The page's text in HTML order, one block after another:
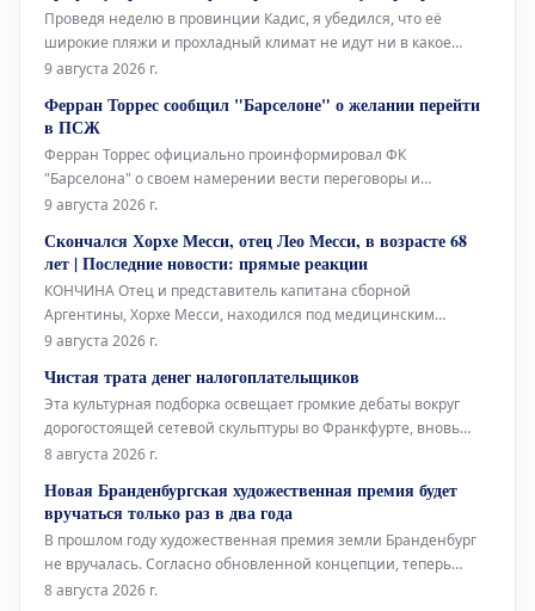
Проведя неделю в провинции Кадис, я убедился, что её
широкие пляжи и прохладный климат не идут ни в какое
сравнение со средиземноморским побережьем. Здесь, в
благодаря океанским бризам, смягчающим силу солнца, он
совершенно не нужен.
9 августа 2026 г.
Ферран Торрес сообщил "Барселоне" о желании перейти
в ПСЖ
Ферран Торрес официально проинформировал ФК
"Барселона" о своем намерении вести переговоры и
заключить соглашение с "ПСЖ". Валенсийский нападающий
забил победный гол в финале Чемпионата мира, и сообщил
об этом главному тренеру Ханси Флику
9 августа 2026 г.
Скончался Хорхе Месси, отец Лео Месси, в возрасте 68
лет | Последние новости: прямые реакции
КОНЧИНА Отец и представитель капитана сборной
Аргентины, Хорхе Месси, находился под медицинским
наблюдением в течение нескольких месяцев из-за своего
кончине в возрасте 68 лет, что потрясло весь футбольный
мир.
9 августа 2026 г.
Чистая трата денег налогоплательщиков
Эта культурная подборка освещает громкие дебаты вокруг
дорогостоящей сетевой скульптуры во Франкфурте, вновь
открывшуюся Галерею Аполлона в Лувре, культовое
Берлинского Фольксбюне, превращенного во временный
открытый бассейн. Дебаты во
8 августа 2026 г.
Новая Бранденбургская художественная премия будет
вручаться только раз в два года
В прошлом году художественная премия земли Бранденбург
не вручалась. Согласно обновленной концепции, теперь
премия будет присуждаться только раз в два года, и это не
8 августа 2026 г.